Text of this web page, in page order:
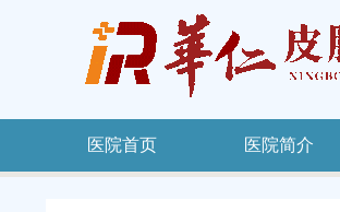
医院首页 医院简介